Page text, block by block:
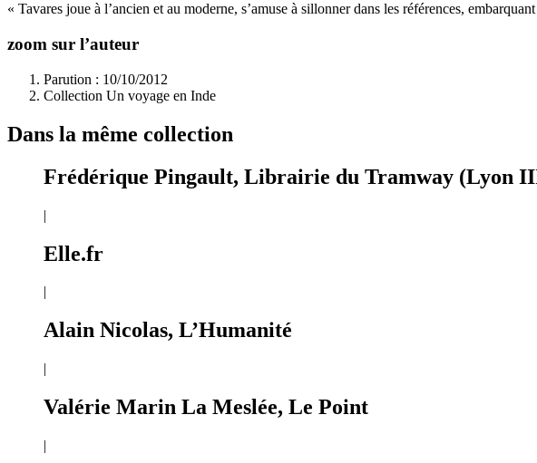
« Tavares joue à l’ancien et au moderne, s’amuse à sillonner dans les références,
zoom sur l’auteur
Parution : 10/10/2012
Collection Un voyage en Inde
Dans la même collection
Frédérique Pingault, Librairie du Tramway (Lyon
|
Elle.fr
|
Alain Nicolas, L’Humanité
|
Valérie Marin La Meslée, Le Point
|